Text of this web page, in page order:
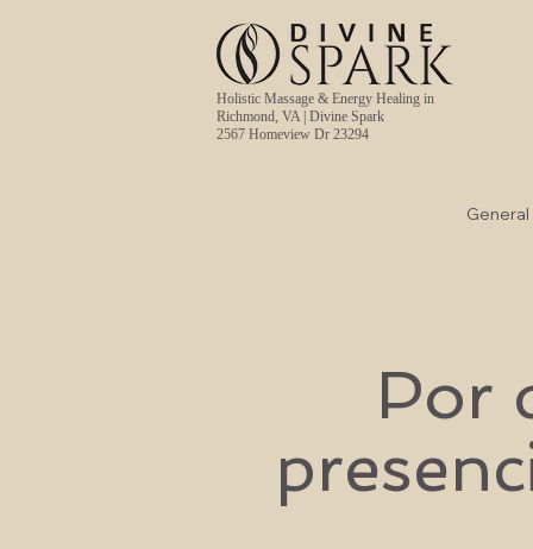
Holistic Massage & Energy Healing in
Richmond, VA | Divine Spark
2567 Homeview Dr 23294
General
Por